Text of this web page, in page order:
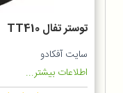
توستر تفال TT410
سایت آفکادو
اطلاعات بیشتر...